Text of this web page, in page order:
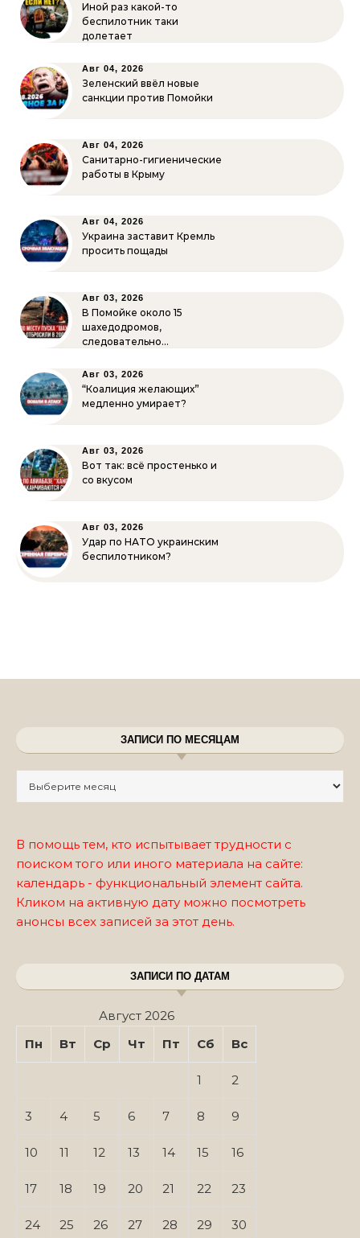
Иной раз какой-то
беспилотник таки
долетает
Авг 04, 2026
Зеленский ввёл новые
санкции против Помойки
Авг 04, 2026
Санитарно-гигиенические
работы в Крыму
Авг 04, 2026
Украина заставит Кремль
просить пощады
Авг 03, 2026
В Помойке около 15
шахедодромов,
следовательно…
Авг 03, 2026
“Коалиция желающих”
медленно умирает?
Авг 03, 2026
Вот так: всё простенько и
со вкусом
Авг 03, 2026
Удар по НАТО украинским
беспилотником?
ЗАПИСИ ПО МЕСЯЦАМ
В помощь тем, кто испытывает трудности с
поиском того или иного материала на сайте:
календарь - функциональный элемент сайта.
Кликом на активную дату можно посмотреть
анонсы всех записей за этот день.
ЗАПИСИ ПО ДАТАМ
Август 2026
Пн
Вт Ср Чт Пт Сб Вс
1 2
3 4 5 6 7 8 9
10 11 12 13 14 15 16
17 18 19 20 21 22 23
24 25 26 27 28 29 30